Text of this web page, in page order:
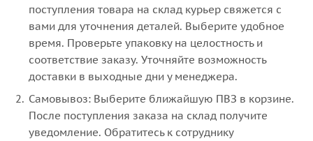
поступления товара на склад курьер свяжется с
вами для уточнения деталей. Выберите удобное
время. Проверьте упаковку на целостность и
соответствие заказу. Уточняйте возможность
доставки в выходные дни у менеджера.
Самовывоз: Выберите ближайшую ПВЗ в корзине.
После поступления заказа на склад получите
уведомление. Обратитесь к сотруднику